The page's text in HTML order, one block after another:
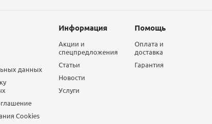
данных
Сookies
Информация
Акции и
спецпредложения
Статьи
Новости
Услуги
Помощь
Оплата и
доставка
Гарантия